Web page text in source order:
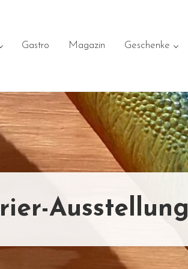
Gastro Magazin Geschenke
Ausstellung